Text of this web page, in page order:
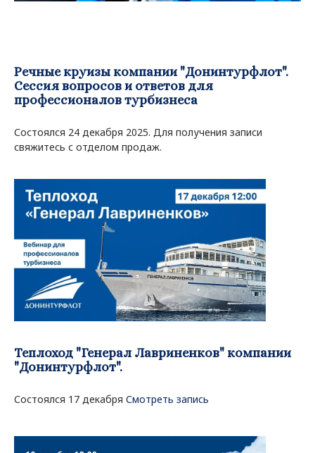
Речные круизы компании "Донинтурфлот".
Сессия вопросов и ответов для
профессионалов турбизнеса
Состоялся 24 декабря 2025. Для получения записи
свяжитесь с отделом продаж.
Теплоход "Генерал Лавриненков" компании
"Донинтурфлот".
Состоялся 17 декабря Смотреть запись